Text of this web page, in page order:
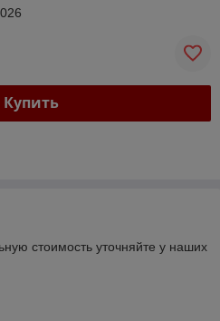
Купить
стоимость уточняйте у наших